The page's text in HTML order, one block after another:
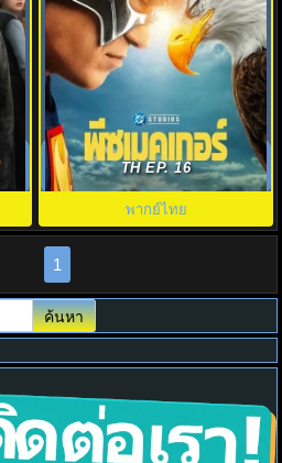
Peacemaker Season2 พากย์ไทย
(2025) พีซเมคเกอร์ ซีซั่น2 EP1-8
TH EP. 16
พากย์ไทย
1
ค้นหา